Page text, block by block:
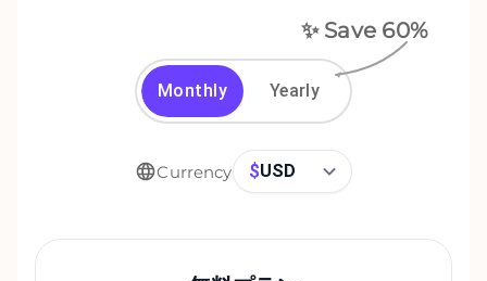
✨ Save 60%
Monthly Yearly
Currency $USD